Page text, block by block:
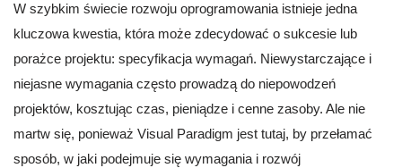
W szybkim świecie rozwoju oprogramowania istnieje jedna
kluczowa kwestia, która może zdecydować o sukcesie lub
porażce projektu: specyfikacja wymagań. Niewystarczające i
niejasne wymagania często prowadzą do niepowodzeń
projektów, kosztując czas, pieniądze i cenne zasoby. Ale nie
martw się, ponieważ Visual Paradigm jest tutaj, by przełamać
sposób, w jaki podejmuje się wymagania i rozwój